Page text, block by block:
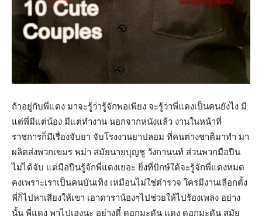
ถ้าอยู่กับพี่แดง มาจะรู้ว่ารู้จักพอเพียง จะรู้ว่าพี่แดงเป็นคนยังไง มี
แต่พี่มีแต่น้อง มีแต่ทำงาน นอกจากหนังแล้ว งานในหน้าที่
ราชการก็มีเรื่องจับยา จับโรงงานยาปลอม ที่คนต่างชาติมาทำ มา
ผลิตส่งพวกเขมร พม่า สมัยนายบุญชู วังกานนท์ ส่วนพวกมือปืน
ไม่ได้จับ แต่มือปืนรู้จักพี่แดงเยอะ ยิ่งที่ปักษ์ใต้จะรู้จักพี่แดงหมด
คงเพราะเราเป็นคนบันเทิง เหมือนไม่ใช่ตำรวจ ใครมีงานเลือกตั้ง
พี่ก็ไปหาเสียงให้เขา เอาดาราน้องๆไปช่วยให้ไปร้องเพลง อย่าง
นั้น พี่แดง พาไปเองนะ อย่างดี๋ ดอกมะดัน แดง ดอกมะดัน สมัย